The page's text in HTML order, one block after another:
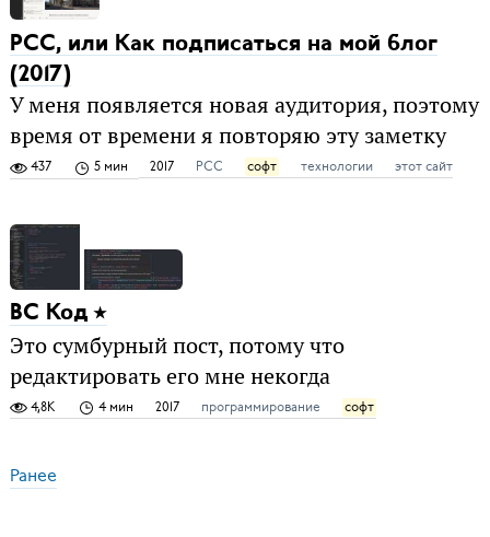
РСС, или Как подписаться на мой блог
(2017)
У меня появляется новая аудитория, поэтому
время от времени я повторяю эту заметку
437 5 мин 2017 РСС софт технологии этот сайт
ВС Код
Это сумбурный пост, потому что
редактировать его мне некогда
4,8K 4 мин 2017 программирование софт
Ранее